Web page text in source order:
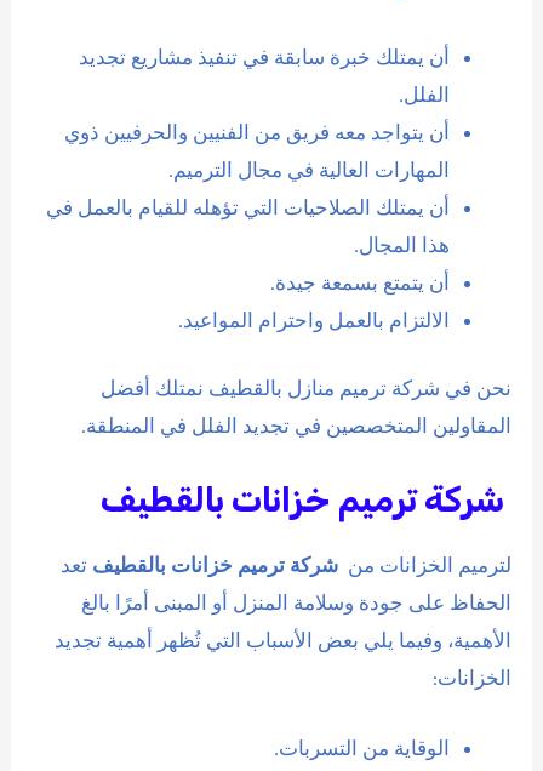
أن يمتلك خبرة سابقة في تنفيذ مشاريع تجديد
الفلل.
أن يتواجد معه فريق من الفنيين والحرفيين ذوي
المهارات العالية في مجال الترميم.
أن يمتلك الصلاحيات التي تؤهله للقيام بالعمل في
هذا المجال.
أن يتمتع بسمعة جيدة.
الالتزام بالعمل واحترام المواعيد.
نحن في شركة ترميم منازل بالقطيف نمتلك أفضل
المقاولين المتخصصين في تجديد الفلل في المنطقة.
شركة ترميم خزانات بالقطيف
لترميم الخزانات من شركة ترميم خزانات بالقطيفتعد
الحفاظ على جودة وسلامة المنزل أو المبنى أمرًا بالغ
الأهمية، وفيما يلي بعض الأسباب التي تُظهر أهمية تجديد
الخزانات:
الوقاية من التسربات.